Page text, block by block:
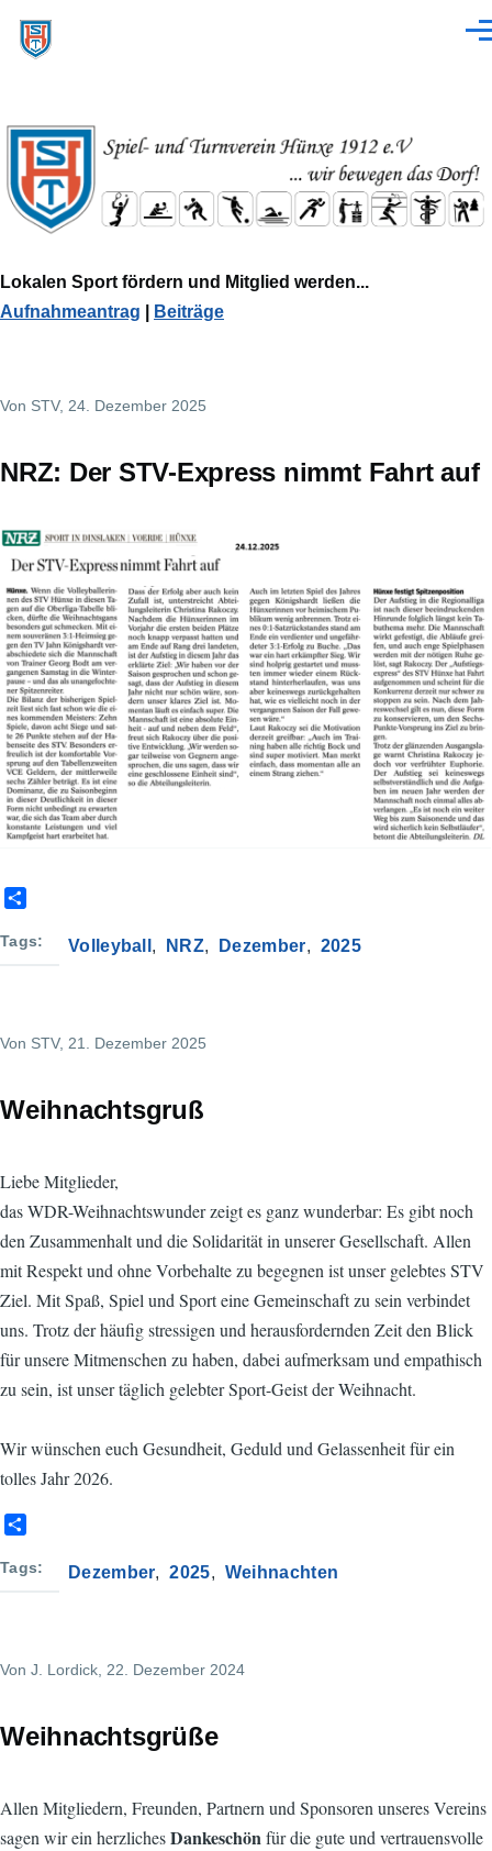
Lokalen Sport fördern und Mitglied werden...
Aufnahmeantrag
Beiträge
Von STV, 24. Dezember 2025
NRZ: Der STV-Express nimmt Fahrt auf
a
Tags Volleyball NRZ Dezember 2025
Von STV, 21. Dezember 2025
Weihnachtsgruß
Liebe Mitglieder,
das WDR-Weihnachtswunder zeigt es ganz wunderbar: Es gibt noch
den Zusammenhalt und die Solidarität in unserer Gesellschaft. Allen
mit Respekt und ohne Vorbehalte zu begegnen ist unser gelebtes STV
Ziel. Mit Spaß, Spiel und Sport eine Gemeinschaft zu sein verbindet
uns. Trotz der häufig stressigen und herausfordernden Zeit den Blick
für unsere Mitmenschen zu haben, dabei aufmerksam und empathisch
zu sein, ist unser täglich gelebter Sport-Geist der Weihnacht.
Wir wünschen euch Gesundheit, Geduld und Gelassenheit für ein
tolles Jahr 2026.
a
Tags Dezember 2025 Weihnachten
Von J. Lordick , 22. Dezember 2024
Weihnachtsgrüße
Allen Mitgliedern, Freunden, Partnern und Sponsoren unseres Vereins
sagen wir ein herzlichesDankeschönfür die gute und vertrauensvolle